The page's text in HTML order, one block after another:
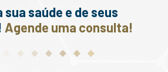
sua saúde e de seus
Agende uma consulta!